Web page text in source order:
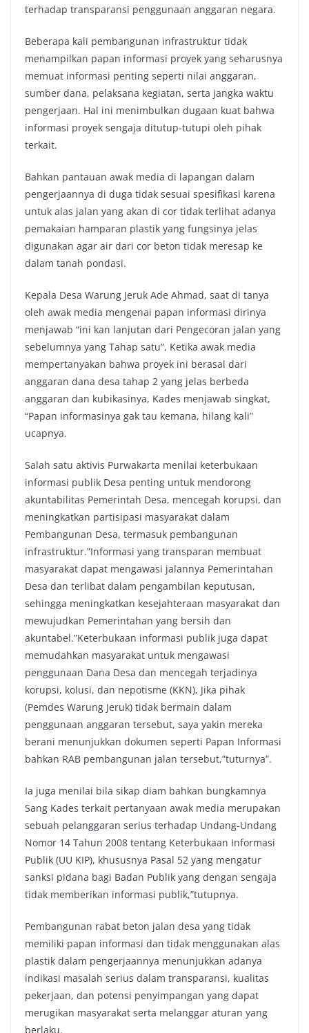
terhadap transparansi penggunaan anggaran negara.‎‎
Beberapa kali pembangunan infrastruktur tidak
menampilkan papan informasi proyek yang seharusnya
memuat informasi penting seperti nilai anggaran,
sumber dana, pelaksana kegiatan, serta jangka waktu
pengerjaan. Hal ini menimbulkan dugaan kuat bahwa
informasi proyek sengaja ditutup-tutupi oleh pihak
terkait.‎‎
Bahkan pantauan awak media di lapangan dalam
pengerjaannya di duga tidak sesuai spesifikasi karena
untuk alas jalan yang akan di cor tidak terlihat adanya
pemakaian hamparan plastik yang fungsinya jelas
digunakan agar air dari cor beton tidak meresap ke
dalam tanah pondasi‎‎.
Kepala Desa Warung Jeruk Ade Ahmad, saat di tanya
oleh awak media mengenai papan informasi dirinya
menjawab “ini kan lanjutan dari Pengecoran jalan yang
sebelumnya yang Tahap satu”, Ketika awak media
mempertanyakan bahwa proyek ini berasal dari
anggaran dana desa tahap 2 yang jelas berbeda
anggaran dan kubikasinya, Kades menjawab singkat,
“Papan informasinya gak tau kemana, hilang kali”
ucapnya‎‎.
Salah satu aktivis Purwakarta menilai keterbukaan
informasi publik Desa penting untuk mendorong
akuntabilitas Pemerintah Desa, mencegah korupsi, dan
meningkatkan partisipasi masyarakat dalam
Pembangunan Desa, termasuk pembangunan
infrastruktur.‎‎”Informasi yang transparan membuat
masyarakat dapat mengawasi jalannya Pemerintahan
Desa dan terlibat dalam pengambilan keputusan,
sehingga meningkatkan kesejahteraan masyarakat dan
mewujudkan Pemerintahan yang bersih dan
akuntabel.‎‎”Keterbukaan informasi publik juga dapat
memudahkan masyarakat untuk mengawasi
penggunaan Dana Desa dan mencegah terjadinya
korupsi, kolusi, dan nepotisme (KKN), Jika pihak
(Pemdes Warung Jeruk) tidak bermain dalam
penggunaan anggaran tersebut, saya yakin mereka
berani menunjukkan dokumen seperti Papan Informasi
bahkan RAB pembangunan jalan tersebut,”tuturnya”.‎‎
Ia juga menilai bila sikap diam bahkan bungkamnya
Sang Kades terkait pertanyaan awak media merupakan
sebuah pelanggaran serius terhadap Undang-Undang
Nomor 14 Tahun 2008 tentang Keterbukaan Informasi
Publik (UU KIP), khususnya Pasal 52 yang mengatur
sanksi pidana bagi Badan Publik yang dengan sengaja
tidak memberikan informasi publik,”tutupnya.‎‎
Pembangunan rabat beton jalan desa yang tidak
memiliki papan informasi dan tidak menggunakan alas
plastik dalam pengerjaannya menunjukkan adanya
indikasi masalah serius dalam transparansi, kualitas
pekerjaan, dan potensi penyimpangan yang dapat
merugikan masyarakat serta melanggar aturan yang
berlaku.